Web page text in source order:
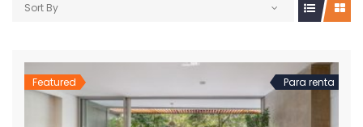
Sort By
Featured Para renta